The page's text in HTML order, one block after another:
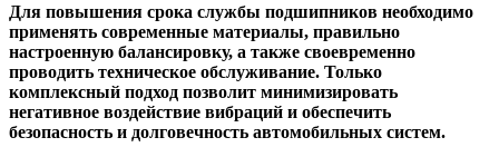
Для повышения срока службы подшипников необходимо
применять современные материалы, правильно
настроенную балансировку, а также своевременно
проводить техническое обслуживание. Только
комплексный подход позволит минимизировать
негативное воздействие вибраций и обеспечить
безопасность и долговечность автомобильных систем.